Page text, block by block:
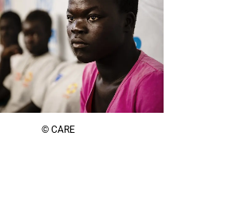
© CARE